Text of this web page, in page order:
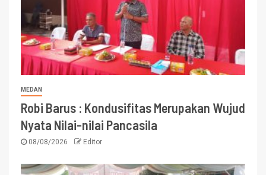
MEDAN
Robi Barus : Kondusifitas Merupakan Wujud
Nyata Nilai-nilai Pancasila
08/08/2026 Editor